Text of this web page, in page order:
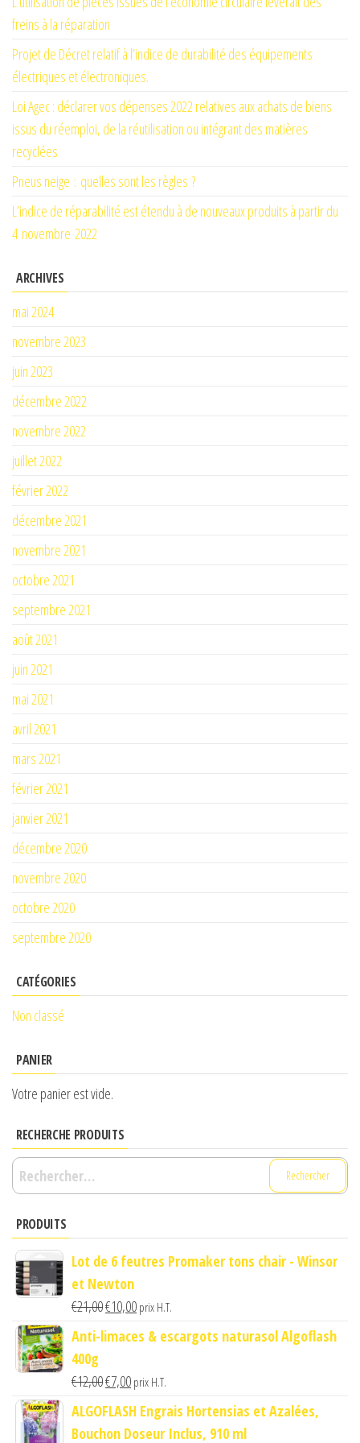
freins à la réparation
Projet de Décret relatif à l’indice de durabilité des équipements
électriques et électroniques.
Loi Agec : déclarer vos dépenses 2022 relatives aux achats de biens
issus du réemploi, de la réutilisation ou intégrant des matières
recyclées
Pneus neige : quelles sont les règles ?
L’indice de réparabilité est étendu à de nouveaux produits à partir du
4 novembre 2022
ARCHIVES
mai 2024
novembre 2023
juin 2023
décembre 2022
novembre 2022
juillet 2022
février 2022
décembre 2021
novembre 2021
octobre 2021
septembre 2021
août 2021
juin 2021
mai 2021
avril 2021
mars 2021
février 2021
janvier 2021
décembre 2020
novembre 2020
octobre 2020
septembre 2020
CATÉGORIES
Non classé
PANIER
Votre panier est vide.
RECHERCHE PRODUITS
Rechercher :
PRODUITS
Lot de 6 feutres Promaker tons chair - Winsor
et Newton
€21,00Le
prix
était :
€21,00.
€10,00Le
prix
est :
prix H.T.
Anti-limaces & escargots naturasol Algoflash
400g
€12,00Le
prix
initial
€7,00Le
prix
actuel
prix H.T.
ALGOFLASH Engrais Hortensias et Azalées,
Bouchon Doseur Inclus, 910 ml